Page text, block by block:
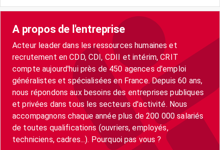
A propos de l'entreprise
Acteur leader dans les ressources humaines et
recrutement en CDD, CDI, CDII et intérim, CRIT
compte aujourd'hui près de 450 agences d'emploi
généralistes et spécialisées en France. Depuis 60 ans,
nous répondons aux besoins des entreprises publiques
et privées dans tous les secteurs d'activité. Nous
accompagnons chaque année plus de 200 000 salariés
de toutes qualifications (ouvriers, employés,
techniciens, cadres...). Pourquoi pas vous ?